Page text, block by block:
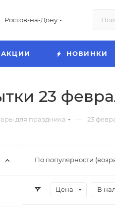
Ростов-на-Дону
АКЦИИ НОВИНКИ
23
для праздника — 23
По популярности
Цена В